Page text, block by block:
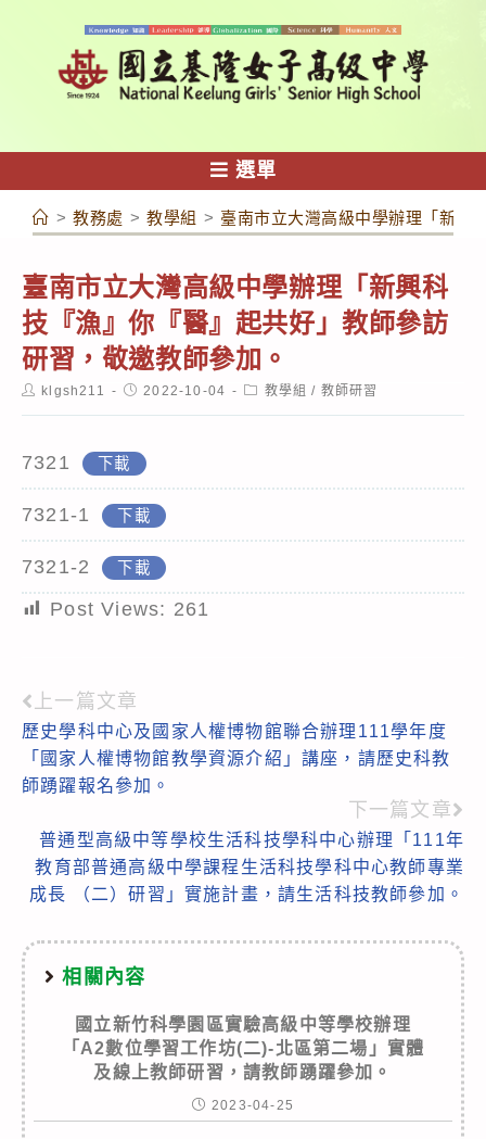
容
選單
> 教務處 > 教學組 > 臺南市立大灣高級中學辦理「新興
臺南市立大灣高級中學辦理「新興科
技『漁』你『醫』起共好」教師參訪
研習，敬邀教師參加。
Postklgsh211
Post2022-10-04
Post教學組 / 教師研習
7321 下載
7321-1 下載
7321-2 下載
Post Views: 261
Read
more
articles
上一篇文章
歷史學科中心及國家人權博物館聯合辦理111學年度
「國家人權博物館教學資源介紹」講座，請歷史科教
師踴躍報名參加。
下一篇文章
普通型高級中等學校生活科技學科中心辦理「111年
教育部普通高級中學課程生活科技學科中心教師專業
成長 （二）研習」實施計畫，請生活科技教師參加。
相關內容
國立新竹科學園區實驗高級中等學校辦理
「A2數位學習工作坊(二)-北區第二場」實體
及線上教師研習，請教師踴躍參加。
2023-04-25